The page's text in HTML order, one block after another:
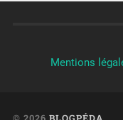
Mentions